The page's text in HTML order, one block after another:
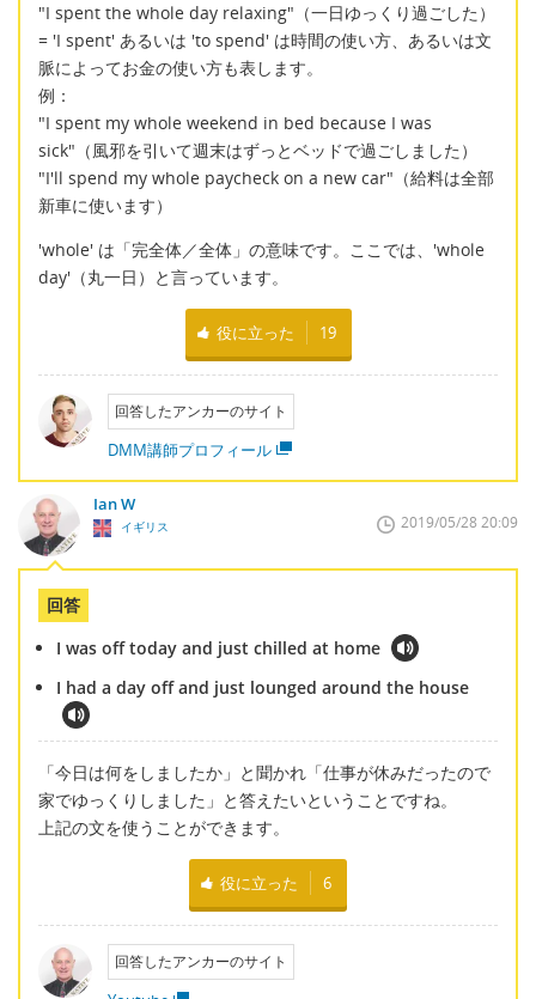
"I spent the whole day relaxing"（一日ゆっくり過ごした）
= 'I spent' あるいは 'to spend' は時間の使い方、あるいは文
脈によってお金の使い方も表します。
例：
"I spent my whole weekend in bed because I was
sick"（風邪を引いて週末はずっとベッドで過ごしました）
"I'll spend my whole paycheck on a new car"（給料は全部
新車に使います）
'whole' は「完全体／全体」の意味です。ここでは、'whole
day'（丸一日）と言っています。
役に立った 19
回答したアンカーのサイト
DMM講師プロフィール
Ian W
イギリス 2019/05/28 20:09
回答
I was off today and just chilled at home
I had a day off and just lounged around the house
「今日は何をしましたか」と聞かれ「仕事が休みだったので
家でゆっくりしました」と答えたいということですね。
上記の文を使うことができます。
役に立った 6
回答したアンカーのサイト